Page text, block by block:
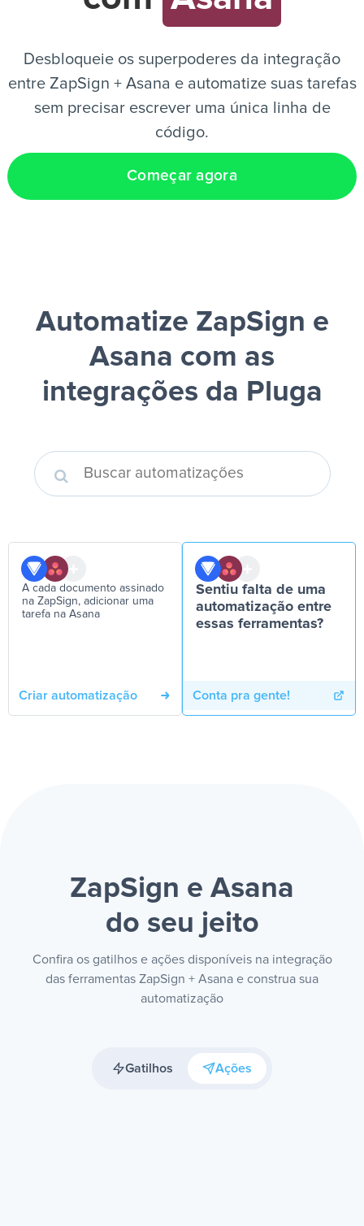
Desbloqueie os superpoderes da integração
entre ZapSign + Asana e automatize suas tarefas
sem precisar escrever uma única linha de
código.
Começar agora
Automatize ZapSign e
Asana com as
integrações da Pluga
A cada documento assinado
na ZapSign, adicionar uma
tarefa na Asana
Criar automatização
Sentiu falta de uma
automatização entre
essas ferramentas?
Conta pra gente!
ZapSign e Asana
do seu jeito
Confira os gatilhos e ações disponíveis na integração
das ferramentas ZapSign + Asana e construa sua
automatização
Gatilhos Ações